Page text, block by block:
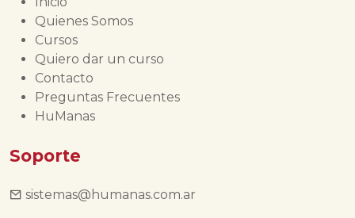
Quienes Somos
Cursos
Quiero dar un curso
Contacto
Preguntas Frecuentes
HuManas
Soporte
sistemas@humanas.com.ar